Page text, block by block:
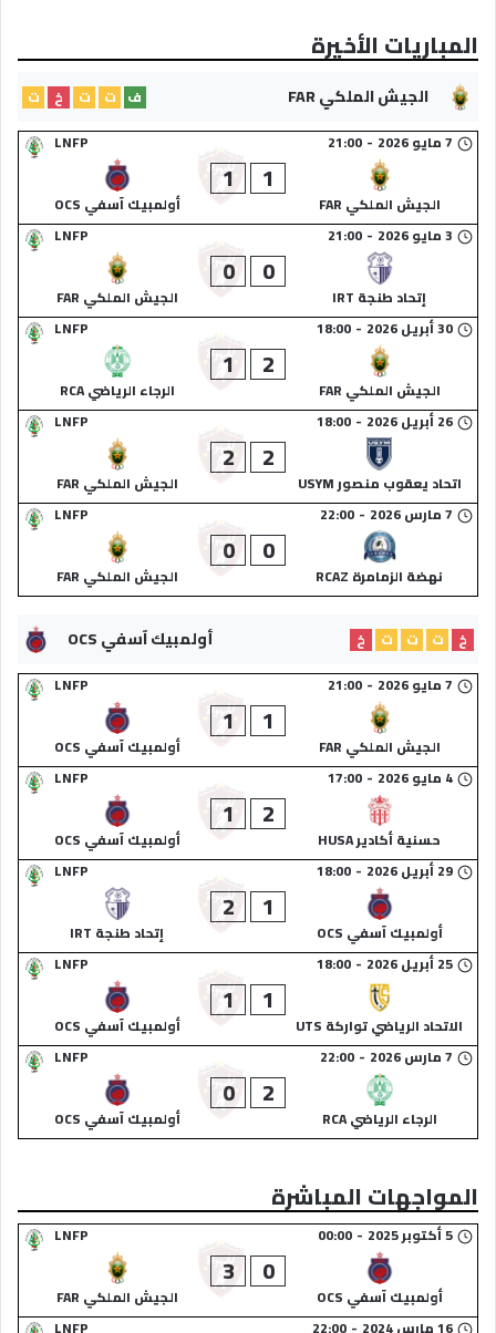
المباريات الأخيرة
الجيش الملكي FAR ف ت ت خ
ت
LNFP
7 مايو 2026 -
21:00
الجيش الملكي FAR
1
1
أولمبيك آسفي OCS
LNFP
3 مايو 2026 -
21:00
إتحاد طنجة IRT
0
0
الجيش الملكي FAR
LNFP
30 أبريل 2026 -
18:00
الجيش الملكي FAR
2
1
الرجاء الرياضي RCA
LNFP
26 أبريل 2026 -
18:00
اتحاد يعقوب منصور USYM
2
2
الجيش الملكي FAR
LNFP
7 مارس 2026 -
22:00
نهضة الزمامرة RCAZ
0
0
الجيش الملكي FAR
أولمبيك آسفي OCS خ ت ت ت
خ
LNFP
7 مايو 2026 -
21:00
الجيش الملكي FAR
1
1
أولمبيك آسفي OCS
LNFP
4 مايو 2026 -
17:00
حسنية أكادير HUSA
2
1
أولمبيك آسفي OCS
LNFP
29 أبريل 2026 -
18:00
أولمبيك آسفي OCS
1
2
إتحاد طنجة IRT
LNFP
25 أبريل 2026 -
18:00
الاتحاد الرياضي تواركة UTS
1
1
أولمبيك آسفي OCS
LNFP
7 مارس 2026 -
22:00
الرجاء الرياضي RCA
2
0
أولمبيك آسفي OCS
المواجهات المباشرة
LNFP 5 أكتوبر 2025 -
00:00
أولمبيك آسفي OCS
0
3
الجيش الملكي FAR